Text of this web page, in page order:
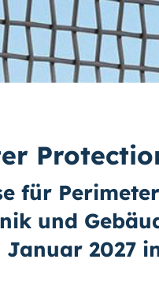
für
und
Januar 2027